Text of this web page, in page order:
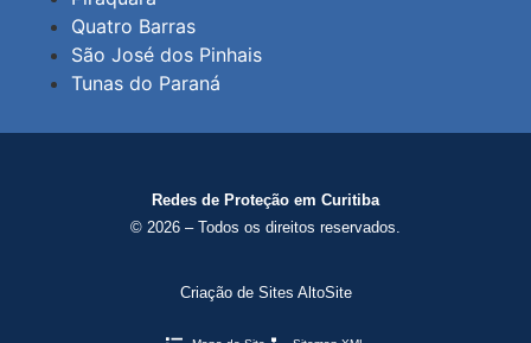
Quatro Barras
São José dos Pinhais
Tunas do Paraná
Redes de Proteção em Curitiba
© 2026 – Todos os direitos reservados.
Criação de Sites AltoSite